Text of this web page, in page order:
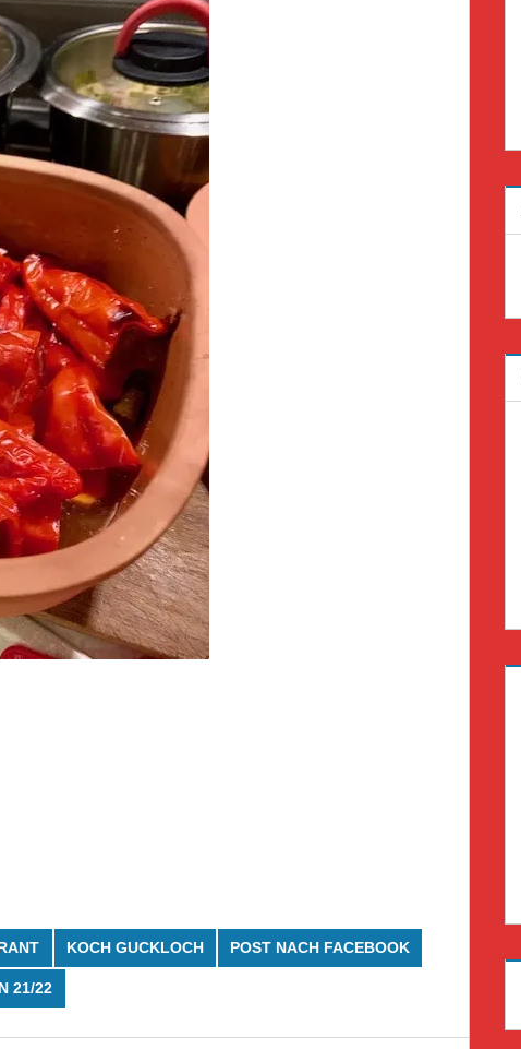
KOCH GUCKLOCH POST NACH FACEBOOK
21/22